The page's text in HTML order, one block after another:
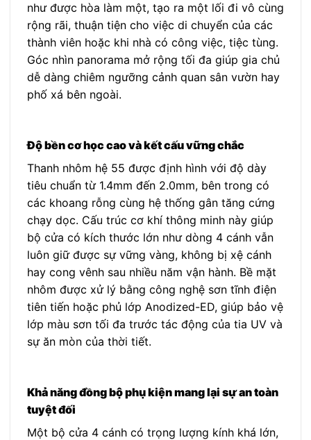
như được hòa làm một, tạo ra một lối đi vô cùng
rộng rãi, thuận tiện cho việc di chuyển của các
thành viên hoặc khi nhà có công việc, tiệc tùng.
Góc nhìn panorama mở rộng tối đa giúp gia chủ
dễ dàng chiêm ngưỡng cảnh quan sân vườn hay
phố xá bên ngoài.
Độ bền cơ học cao và kết cấu vững chắc
Thanh nhôm hệ 55 được định hình với độ dày
tiêu chuẩn từ 1.4mm đến 2.0mm, bên trong có
các khoang rỗng cùng hệ thống gân tăng cứng
chạy dọc. Cấu trúc cơ khí thông minh này giúp
bộ cửa có kích thước lớn như dòng 4 cánh vẫn
luôn giữ được sự vững vàng, không bị xệ cánh
hay cong vênh sau nhiều năm vận hành. Bề mặt
nhôm được xử lý bằng công nghệ sơn tĩnh điện
tiên tiến hoặc phủ lớp Anodized-ED, giúp bảo vệ
lớp màu sơn tối đa trước tác động của tia UV và
sự ăn mòn của thời tiết.
Khả năng đồng bộ phụ kiện mang lại sự an toàn
tuyệt đối
Một bộ cửa 4 cánh có trọng lượng kính khá lớn,